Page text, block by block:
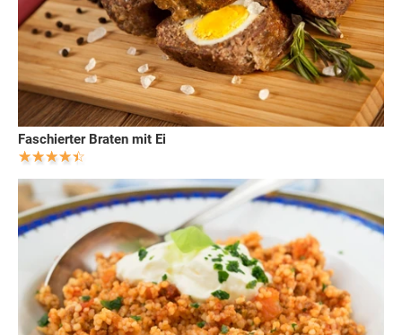
Faschierter Braten mit Ei